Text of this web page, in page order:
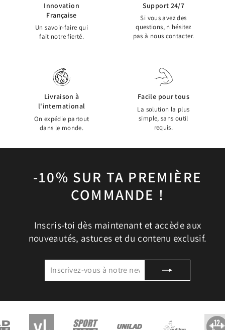
Innovation
Française
Un savoir-faire qui
fait notre fierté.
Support 24/7
Si vous avez des
questions, n'hésitez
pas à nous contacter.
Livraison à
l'international
On expédie partout
dans le monde.
Facile pour tous
La solution la plus
simple, sans outil
requis.
-10% SUR TA PREMIÈRE
COMMANDE !
Inscris-toi dès maintenant et accède aux
nouveautés, astuces et du contenu exclusif.
VOUS